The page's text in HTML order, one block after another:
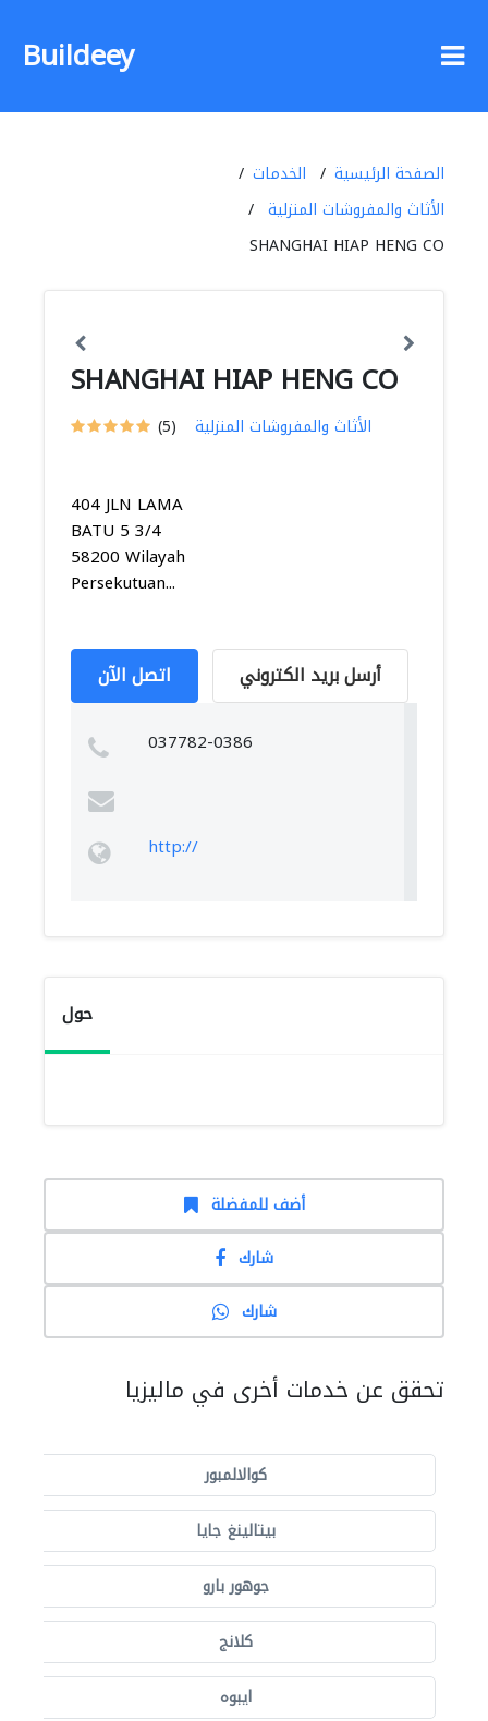
Buildeey
الصفحة الرئيسية
الخدمات
الأثاث والمفروشات المنزلية
SHANGHAI HIAP HENG CO
SHANGHAI HIAP HENG CO
(5) الأثاث والمفروشات المنزلية
404 JLN LAMA
BATU 5 3/4
58200 Wilayah
Persekutuan...
اتصل الآن أرسل بريد الكتروني
037782-0386
http://
حول
أضف للمفضلة
شارك
شارك
تحقق عن خدمات أخرى في ماليزيا
كوالالمبور
بيتالينغ جايا
جوهور بارو
كلانج
ايبوه